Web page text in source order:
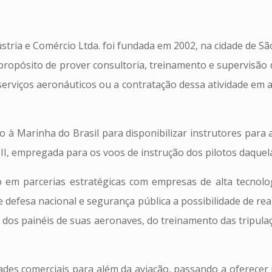
e Comércio Ltda. foi fundada em 2002, na cidade de
de prover consultoria, treinamento e
aeronáuticos ou a contratação dessa atividade
à Marinha do Brasil para disponibilizar instrutores para
empregada para os voos de instrução dos pilotos
em parcerias estratégicas com empresas de alta
nacional e segurança pública a possibilidade de
painéis de suas aeronaves, do treinamento das
comerciais para além da aviação, passando a